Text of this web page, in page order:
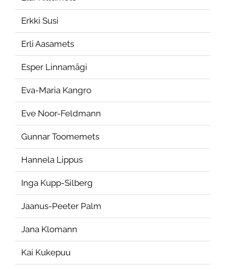
Erkki Susi
Erli Aasamets
Esper Linnamägi
Eva-Maria Kangro
Eve Noor-Feldmann
Gunnar Toomemets
Hannela Lippus
Inga Kupp-Silberg
Jaanus-Peeter Palm
Jana Klomann
Kai Kukepuu